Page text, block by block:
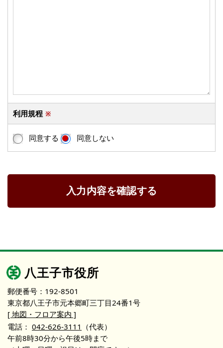
利用規程 ※
同意する 同意しない
入力内容を確認する
八王子市役所
郵便番号：192-8501
東京都八王子市元本郷町三丁目24番1号
[ 地図・フロア案内 ]
電話： 042-626-3111 （代表）
午前8時30分から午後5時まで